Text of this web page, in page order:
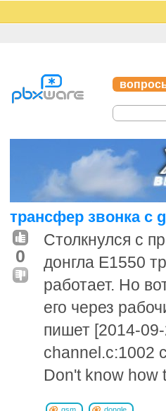
трансфер звонка с
0
Столкнулся с
донгла E1550
работает. Но
его через
пишет [2014-
channel.c:1002
Don't know how
gsm dongle